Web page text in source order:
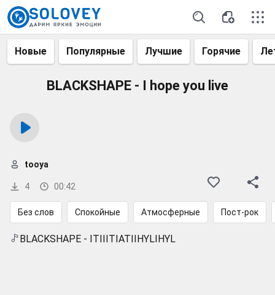
Новые Популярные Лучшие Горячие
BLACKSHAPE - I hope you live
4 00:42
tooya
Без слов Спокойные Атмосферные Пост-рок
BLACKSHAPE - ITIIITIATIIHYLIHYL